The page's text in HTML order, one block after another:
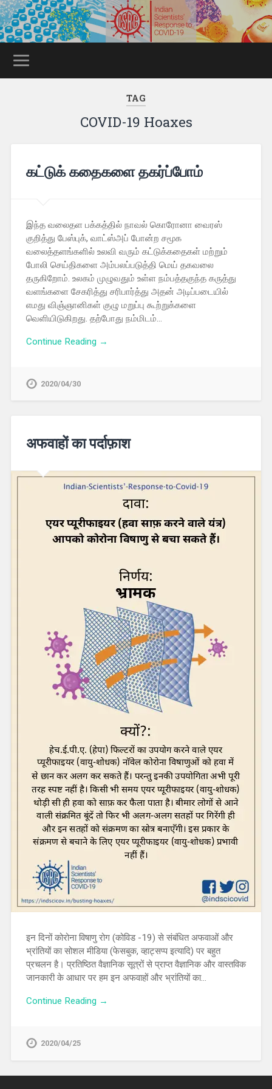
TAG
COVID-19 Hoaxes
கட்டுக் கதைகளை தகர்ப்போம்
இந்த வலைதள பக்கத்தில் நாவல் கொரோனா வைரஸ்
குறித்து பேஸ்புக், வாட்ஸ்அப் போன்ற சமூக
வலைத்தளங்களில் உலவி வரும் கட்டுக்கதைகள் மற்றும்
போலி செய்திகளை அம்பலப்படுத்தி மெய் தகவலை
தருகிறோம். உலகம் முழுவதும் உள்ள நம்பத்தகுந்த கருத்து
வளங்களை சேகரித்து சரிபார்த்து அதன் அடிப்படையில்
எமது விஞ்ஞானிகள் குழு மறுப்பு கூற்றுக்களை
வெளியிடுகிறது. தற்போது நம்மிடம்…
Continue Reading →
2020/04/30
अफवाहों का पर्दाफ़ाश
इन दिनों कोरोना विषाणु रोग (कोविड -19) से संबंधित अफवाओं और
भ्रांतियों का सोशल मीडिया (फेसबुक, व्हाट्सप्प इत्यादि) पर बहुत
प्रचलन है। प्रतिष्ठित वैज्ञानिक सूत्रों से प्राप्त वैज्ञानिक और वास्तविक
जानकारी के आधार पर हम इन अफवाहों और भ्रांतियों का…
Continue Reading →
2020/04/25